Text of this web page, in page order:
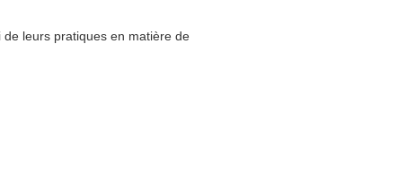
leurs pratiques en matière de